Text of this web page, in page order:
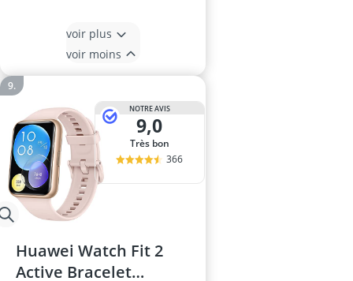
voir plus
voir moins
NOTRE AVIS
9,0
Très bon
366
Huawei Watch Fit 2
Active Bracelet